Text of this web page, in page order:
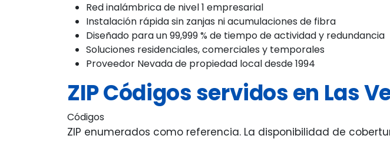
Red inalámbrica de nivel 1 empresarial
Instalación rápida sin zanjas ni acumulaciones de fibra
Diseñado para un 99,999 % de tiempo de actividad y redundancia
Soluciones residenciales, comerciales y temporales
Proveedor Nevada de propiedad local desde 1994
ZIP Códigos servidos en Las
Códigos
ZIP enumerados como referencia. La disponibilidad de